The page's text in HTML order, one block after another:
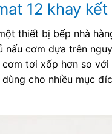
12 khay kết
thiết bị bếp nhà
nấu cơm dựa trên
tơi xốp hơn so
cho nhiều mục